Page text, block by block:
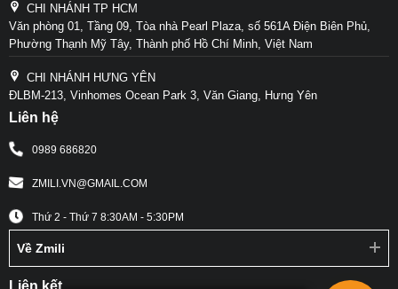
CHI NHÁNH TP HCM
Văn phòng 01, Tầng 09, Tòa nhà Pearl Plaza, số 561A Điện Biên Phủ,
Phường Thạnh Mỹ Tây, Thành phố Hồ Chí Minh, Việt Nam
CHI NHÁNH HƯNG YÊN
ĐLBM-213, Vinhomes Ocean Park 3, Văn Giang, Hưng Yên
Liên hệ
0989 686820
ZMILI.VN@GMAIL.COM
Thứ 2 - Thứ 7 8:30AM - 5:30PM
Về Zmili
Liên kết